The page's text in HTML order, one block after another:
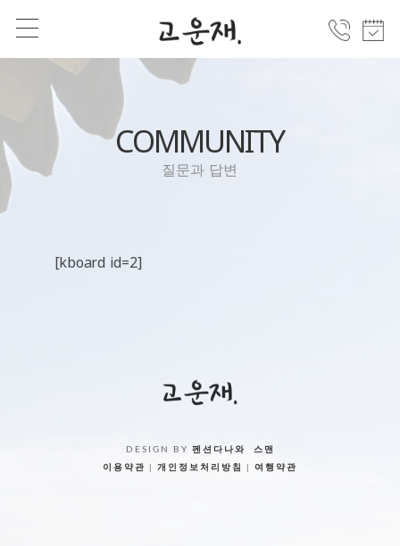
COMMUNITY
질문과 답변
[kboard id=2]
DESIGN BY 펜션다나와
스맨
이용약관
개인정보처리방침 여행약관